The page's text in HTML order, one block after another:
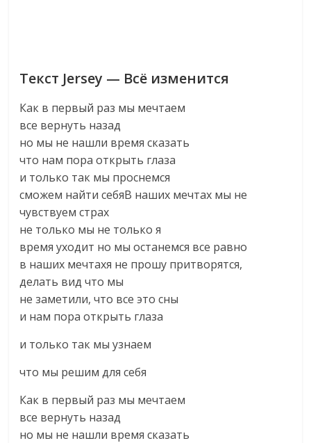
Текст Jersey — Всё изменится
Как в первый раз мы мечтаем
все вернуть назад
но мы не нашли время сказать
что нам пора открыть глаза
и только так мы проснемся
сможем найти себяВ наших мечтах мы не
чувствуем страх
не только мы не только я
время уходит но мы останемся все равно
в наших мечтахя не прошу притворятся,
делать вид что мы
не заметили, что все это сны
и нам пора открыть глаза
и только так мы узнаем
что мы решим для себя
Как в первый раз мы мечтаем
все вернуть назад
но мы не нашли время сказать